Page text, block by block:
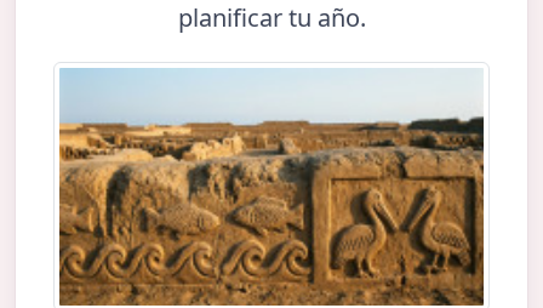
planificar tu año.